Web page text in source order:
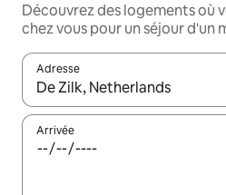
Découvrez des logements où
chez vous pour un séjour d'un
Adresse
Lorsque les résultats
Arrivée